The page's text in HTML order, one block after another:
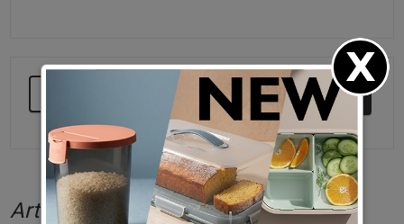
SEGUIR COMPRANDO
Artículos relacionados